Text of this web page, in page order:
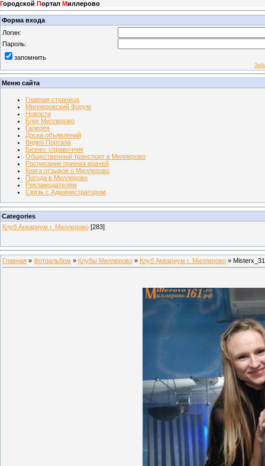
Городской Портал Миллерово
Форма входа
Логин:
Пароль:
запомнить
Меню сайта
Главная страница
Миллеровский Форум
Новости
Блог Миллерово
Галерея
Доска объявлений
Видео Портала
Бизнес справочник
Общественный транспорт в Миллерово
Расписание приема врачей
Книга отзывов о Миллерово
Погода в Миллерово
Рекламодателям
Связь с Администратором
Categories
Клуб Аквариум г. Миллерово [283]
Главная » Фотоальбом » Клубы Миллерово » Клуб Аквариум г. Миллерово » Misterx_31